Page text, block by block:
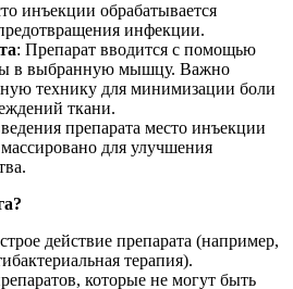
инъекции обрабатывается
инфекции.
: Препарат вводится с помощью
в выбранную мышцу. Важно
технику для минимизации боли
ткани.
препарата место инъекции
для улучшения
действие препарата (например,
терапия).
которые не могут быть